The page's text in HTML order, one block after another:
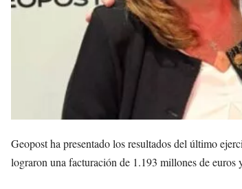
Geopost ha presentado los resultados del último
lograron una facturación de 1.193 millones de